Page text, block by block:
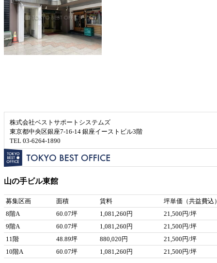
株式会社ベストサポートシステムズ
東京都中央区銀座7-16-14 銀座イーストビル3階
TEL 03-6264-1890
山の手ビル東館
募集区画 面積 賃料
坪単価（共益費込
8階A
60.07坪 1,081,260円
21,500円/坪
9階A
60.07坪 1,081,260円
21,500円/坪
11階
48.89坪 880,020円
21,500円/坪
10階A
60.07坪 1,081,260円 21,500円/坪